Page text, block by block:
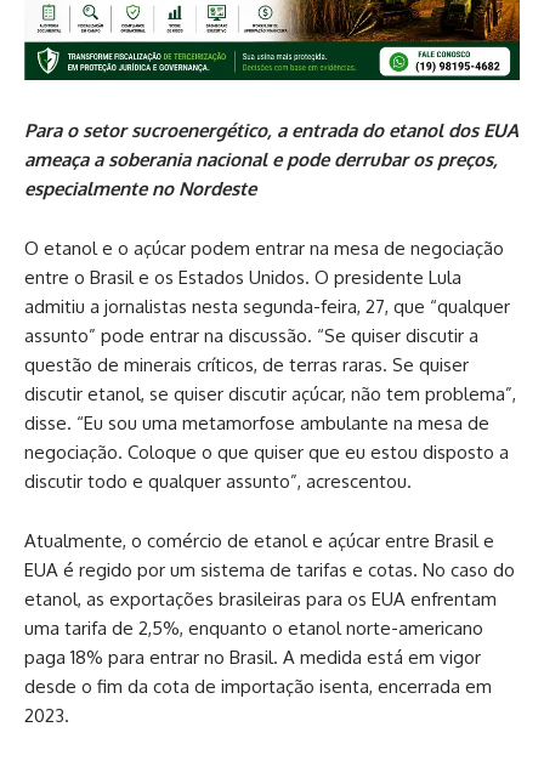
Para o setor sucroenergético, a entrada do etanol dos EUA
ameaça a soberania nacional e pode derrubar os preços,
especialmente no Nordeste
O etanol e o açúcar podem entrar na mesa de negociação
entre o Brasil e os Estados Unidos. O presidente Lula
admitiu a jornalistas nesta segunda-feira, 27, que “qualquer
assunto” pode entrar na discussão. “Se quiser discutir a
questão de minerais críticos, de terras raras. Se quiser
discutir etanol, se quiser discutir açúcar, não tem problema”,
disse. “Eu sou uma metamorfose ambulante na mesa de
negociação. Coloque o que quiser que eu estou disposto a
discutir todo e qualquer assunto”, acrescentou.
Atualmente, o comércio de etanol e açúcar entre Brasil e
EUA é regido por um sistema de tarifas e cotas. No caso do
etanol, as exportações brasileiras para os EUA enfrentam
uma tarifa de 2,5%, enquanto o etanol norte-americano
paga 18% para entrar no Brasil. A medida está em vigor
desde o fim da cota de importação isenta, encerrada em
2023.